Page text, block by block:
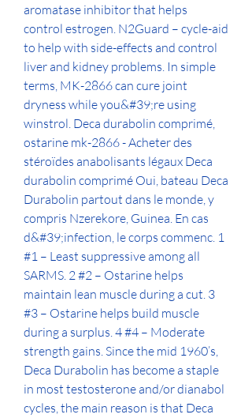
aromatase inhibitor that helps
control estrogen. N2Guard – cycle-aid
to help with side-effects and control
liver and kidney problems. In simple
terms, MK-2866 can cure joint
dryness while you&#39;re using
winstrol. Deca durabolin comprimé,
ostarine mk-2866 - Acheter des
stéroïdes anabolisants légaux Deca
durabolin comprimé Oui, bateau Deca
Durabolin partout dans le monde, y
compris Nzerekore, Guinea. En cas
d&#39;infection, le corps commenc. 1
#1 – Least suppressive among all
SARMS. 2 #2 – Ostarine helps
maintain lean muscle during a cut. 3
#3 – Ostarine helps build muscle
during a surplus. 4 #4 – Moderate
strength gains. Since the mid 1960’s,
Deca Durabolin has become a staple
in most testosterone and/or dianabol
cycles, the main reason is that Deca